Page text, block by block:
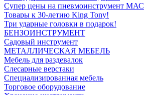
Супер цены на пневмоинструмент
Товары к 30-летию King Tony!
Три ударные головки в подарок!
БЕНЗОИНСТРУМЕНТ
Садовый инструмент
МЕТАЛЛИЧЕСКАЯ МЕБЕЛЬ
Мебель для раздевалок
Слесарные верстаки
Специализированная мебель
Торговое оборудование